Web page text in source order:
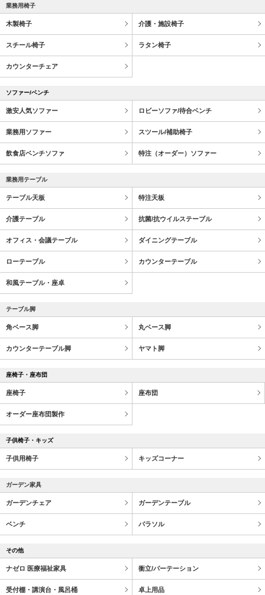
業務用椅子
木製椅子 介護・施設椅子
スチール椅子 ラタン椅子
カウンターチェア
ソファー/ベンチ
激安人気ソファー ロビーソファ/待合ベンチ
業務用ソファー スツール/補助椅子
飲食店ベンチソファ 特注（オーダー）ソファー
業務用テーブル
テーブル天板 特注天板
介護テーブル 抗菌/抗ウイルステーブル
オフィス・会議テーブル ダイニングテーブル
ローテーブル カウンターテーブル
和風テーブル・座卓
テーブル脚
角ベース脚 丸ベース脚
カウンターテーブル脚 ヤマト脚
座椅子・座布団
座椅子 座布団
オーダー座布団製作
子供椅子・キッズ
子供用椅子 キッズコーナー
ガーデン家具
ガーデンチェア ガーデンテーブル
ベンチ パラソル
その他
ナゼロ 医療福祉家具 衝立/パーテーション
受付棚・講演台・風呂桶 卓上用品